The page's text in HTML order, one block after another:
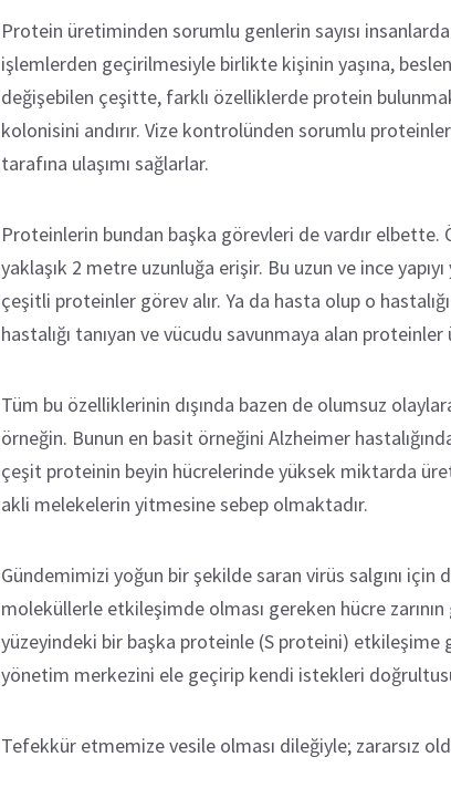
Protein üretiminden sorumlu genlerin sayısı
işlemlerden geçirilmesiyle birlikte kişinin yaşına,
değişebilen çeşitte, farklı özelliklerde protein
kolonisini andırır. Vize kontrolünden sorumlu
tarafına ulaşımı sağlarlar.
Proteinlerin bundan başka görevleri de vardır elbette.
yaklaşık 2 metre uzunluğa erişir. Bu uzun ve ince
çeşitli proteinler görev alır. Ya da hasta olup o
hastalığı tanıyan ve vücudu savunmaya alan
Tüm bu özelliklerinin dışında bazen de olumsuz
örneğin. Bunun en basit örneğini Alzheimer
çeşit proteinin beyin hücrelerinde yüksek miktarda
akli melekelerin yitmesine sebep olmaktadır.
Gündemimizi yoğun bir şekilde saran virüs salgını
moleküllerle etkileşimde olması gereken hücre
yüzeyindeki bir başka proteinle (S proteini) etkileşime
yönetim merkezini ele geçirip kendi istekleri
Tefekkür etmemize vesile olması dileğiyle; zararsız